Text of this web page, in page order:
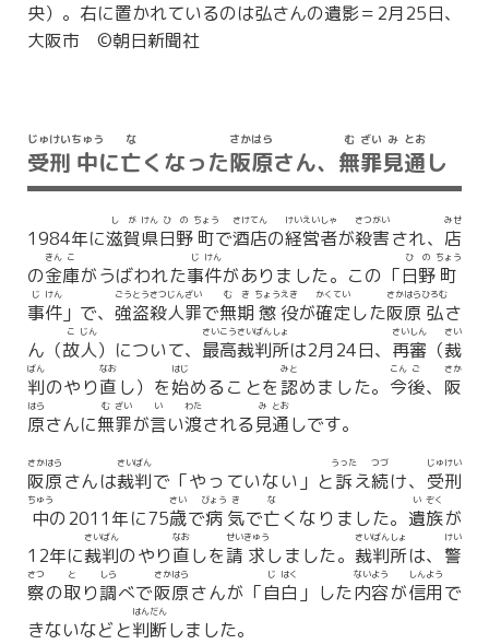
央）。右に置かれているのは弘さんの遺影＝2月25日、
大阪市 ©朝日新聞社
受
じゅ
刑
けい
中
ちゅう
に亡
な
くなった阪
さか
原
はら
さん、 無
む
罪
ざい
見
み
通
とお
し
1984年に滋
し
賀
が
県
けん
日
ひ
野
の
町
ちょう
で酒
さけ
店
てん
の経
けい
営
えい
者
しゃ
が殺
さつ
害
がい
され、 店
みせ
の金
きん
庫
こ
がうばわれた事
じ
件
けん
がありました。この「日
ひ
野
の
町
ちょう
事
じ
件
けん
」で、 強
ごう
盗
とう
殺
さつ
人
じん
罪
ざい
で無
む
期
き
懲
ちょう
役
えき
が確
かく
定
てい
した阪
さか
原
はら
弘
ひろむ
さ
ん（故
こ
人
じん
）について、 最
さい
高
こう
裁
さい
判
ばん
所
しょ
は2月24日、 再
さい
審
しん
（裁
さい
判
ばん
のやり直
なお
し）を始
はじ
めることを 認
みと
めました。 今
こん
後
ご
、 阪
さか
原
はら
さんに無
む
罪
ざい
が言
い
い渡
わた
される見
み
通
とお
しです。
阪
さか
原
はら
さんは裁
さい
判
ばん
で「やっていない」と訴
うった
え続
つづ
け、 受
じゅ
刑
けい
中
ちゅう
の2011年に75歳
さい
で病
びょう
気
き
で亡
な
くなりました。 遺
い
族
ぞく
が
12年に裁
さい
判
ばん
のやり直
なお
しを請
せい
求
きゅう
しました。 裁
さい
判
ばん
所
しょ
は、 警
けい
察
さつ
の取
と
り調
しら
べで阪
さか
原
はら
さんが「自
じ
白
はく
」した内
ない
容
よう
が信
しん
用
よう
で
きないなどと判
はん
断
だん
しました。